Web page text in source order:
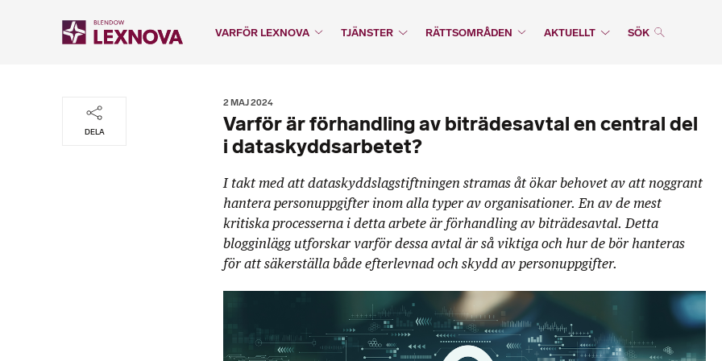
VARFÖR LEXNOVA TJÄNSTER RÄTTSOMRÅDEN AKTUELLT SÖK
DELA
2 MAJ 2024
Varför är förhandling av biträdesavtal en central del
i dataskyddsarbetet?
I takt med att dataskyddslagstiftningen stramas åt ökar behovet av att noggrant
hantera personuppgifter inom alla typer av organisationer. En av de mest
kritiska processerna i detta arbete är förhandling av biträdesavtal. Detta
blogginlägg utforskar varför dessa avtal är så viktiga och hur de bör hanteras
för att säkerställa både efterlevnad och skydd av personuppgifter.